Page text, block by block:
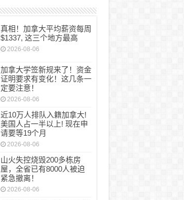
真相！加拿大平均薪资每周
$1337, 这三个地方最高
2026-08-06
加拿大学签新规来了！资金
证明要求有变化！这几条一
定要注意！
2026-08-06
近10万人排队入籍加拿大!
美国人占一半以上! 现在申
请要等19个月
2026-08-06
山火失控烧毁200多栋房
屋，全省已有8000人被迫
紧急撤离！
2026-08-06